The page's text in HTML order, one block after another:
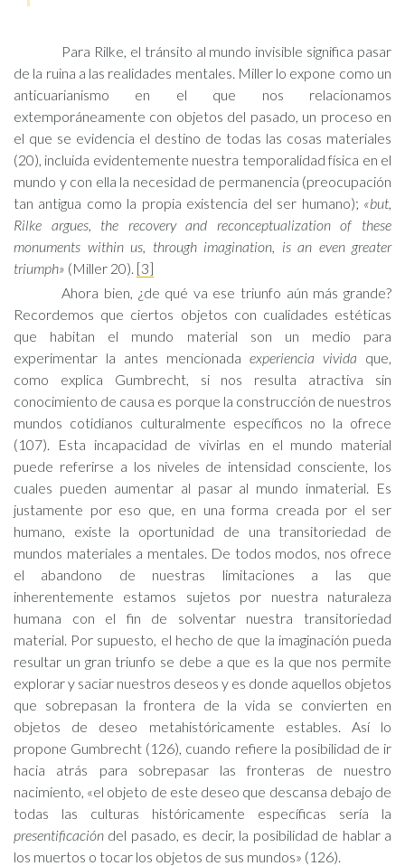
Para Rilke, el tránsito al mundo invisible significa pasar
de la ruina a las realidades mentales. Miller lo expone como un
anticuarianismo en el que nos relacionamos
extemporáneamente con objetos del pasado, un proceso en
el que se evidencia el destino de todas las cosas materiales
(20), incluida evidentemente nuestra temporalidad física en el
mundo y con ella la necesidad de permanencia (preocupación
tan antigua como la propia existencia del ser humano); «but,
Rilke argues, the recovery and reconceptualization of these
monuments within us, through imagination, is an even greater
triumph» (Miller 20). [3]
Ahora bien, ¿de qué va ese triunfo aún más grande?
Recordemos que ciertos objetos con cualidades estéticas
que habitan el mundo material son un medio para
experimentar la antes mencionada experiencia vivida que,
como explica Gumbrecht, si nos resulta atractiva sin
conocimiento de causa es porque la construcción de nuestros
mundos cotidianos culturalmente específicos no la ofrece
(107). Esta incapacidad de vivirlas en el mundo material
puede referirse a los niveles de intensidad consciente, los
cuales pueden aumentar al pasar al mundo inmaterial. Es
justamente por eso que, en una forma creada por el ser
humano, existe la oportunidad de una transitoriedad de
mundos materiales a mentales. De todos modos, nos ofrece
el abandono de nuestras limitaciones a las que
inherentemente estamos sujetos por nuestra naturaleza
humana con el fin de solventar nuestra transitoriedad
material. Por supuesto, el hecho de que la imaginación pueda
resultar un gran triunfo se debe a que es la que nos permite
explorar y saciar nuestros deseos y es donde aquellos objetos
que sobrepasan la frontera de la vida se convierten en
objetos de deseo metahistóricamente estables. Así lo
propone Gumbrecht (126), cuando refiere la posibilidad de ir
hacia atrás para sobrepasar las fronteras de nuestro
nacimiento, «el objeto de este deseo que descansa debajo de
todas las culturas históricamente específicas sería la
presentificación del pasado, es decir, la posibilidad de hablar a
los muertos o tocar los objetos de sus mundos» (126).